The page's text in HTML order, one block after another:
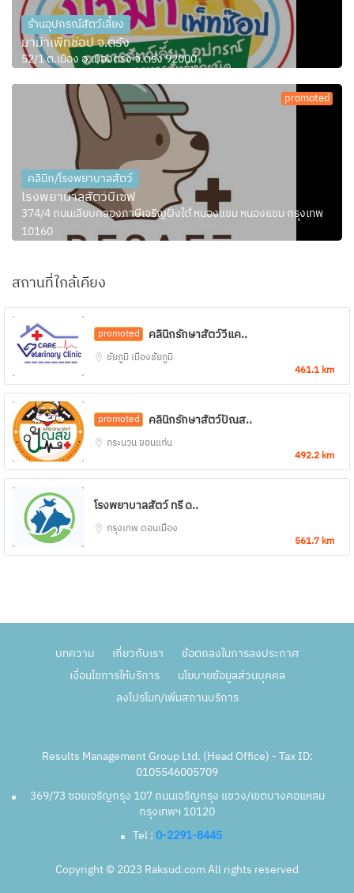
ร้านอุปกรณ์สัตว์เลี้ยง
มาม๊าเพ็ทช๊อป จ.ตรัง
52/1 ต.เมือง อ.เมืองตรัง จ.ตรัง 92000
promoted
คลินิก/โรงพยาบาลสัตว์
โรงพยาบาลสัตว์บีเซฟ
374/4 ถนนเลียบคลองภาษีเจริญฝั่งใต้ หนองแขม หนองแขม กรุงเทพ
10160
สถานที่ใกล้เคียง
promoted คลินิกรักษาสัตว์วีแค..
ชัยภูมิ เมืองชัยภูมิ
461.1 km
promoted คลินิกรักษาสัตว์ปัณส..
กระนวนขอนแก่น
492.2 km
โรงพยาบาลสัตว์ ทรี ด..
กรุงเทพ ดอนเมือง
561.7 km
บทความ เกี่ยวกับเรา
ข้อตกลงในการลงประกาศ
เงื่อนไขการให้บริการ
นโยบายข้อมูลส่วนบุคคล
ลงโปรโมท/เพิ่มสถานบริการ
Results Management Group Ltd. (Head Office) - Tax ID:
0105546005709
369/73 ซอยเจริญกรุง 107 ถนนเจริญกรุง แขวง/เขตบางคอแหลม
กรุงเทพฯ 10120
Tel : 0-2291-8445
Copyright © 2023 Raksud.com All rights reserved